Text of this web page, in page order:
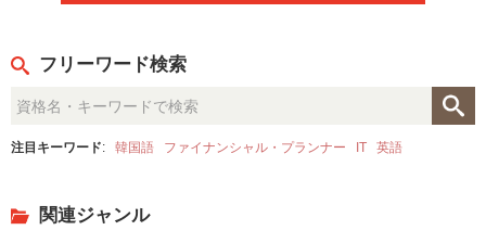
フリーワード検索
注目キーワード: 韓国語 ファイナンシャル・プランナー IT 英語
関連ジャンル